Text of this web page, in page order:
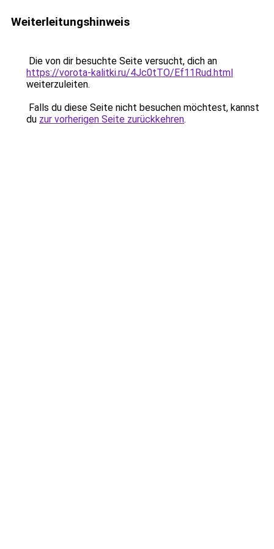
Weiterleitungshinweis
Die von dir besuchte Seite versucht, dich an
https://vorota-kalitki.ru/4Jc0tTO/Ef11Rud.html
weiterzuleiten.
Falls du diese Seite nicht besuchen möchtest, kannst
du zur vorherigen Seite zurückkehren.